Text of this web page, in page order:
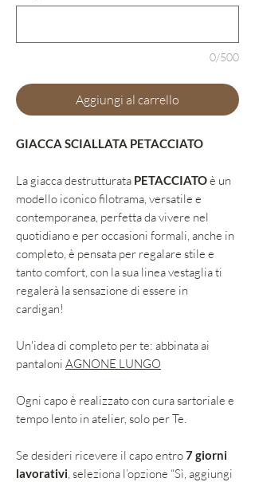
0/500
Aggiungi al carrello
GIACCA SCIALLATA PETACCIATO
La giacca destrutturata PETACCIATOè un
modello iconico filotrama, versatile e
contemporanea, perfetta da vivere nel
quotidiano e per occasioni formali, anche in
completo, è pensata per regalare stile e
tanto comfort, con la sua linea vestaglia ti
regalerà la sensazione di essere in
cardigan!
Un'idea di completo per te: abbinata ai
pantaloni AGNONE LUNGO
Ogni capo è realizzato con cura sartoriale e
tempo lento in atelier, solo per Te.
Se desideri ricevere il capo entro7 giorni
lavorativi , seleziona l’opzione “Sì, aggiungi